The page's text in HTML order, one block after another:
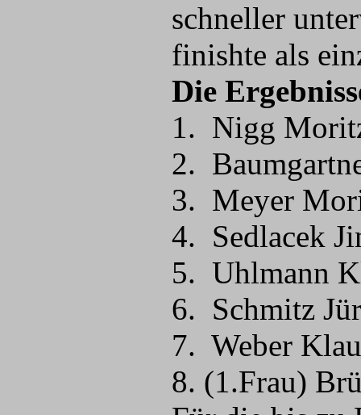
schneller
finishte als
Die
1. Nigg
2.
3. Meyer
4. Sedlacek
5. Uhlmann
6. Schmitz
7. Weber
8. (1.Frau)